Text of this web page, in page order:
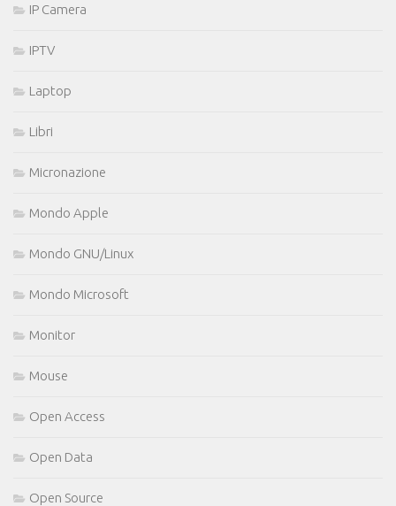
IP Camera
IPTV
Laptop
Libri
Micronazione
Mondo Apple
Mondo GNU/Linux
Mondo Microsoft
Monitor
Mouse
Open Access
Open Data
Open Source